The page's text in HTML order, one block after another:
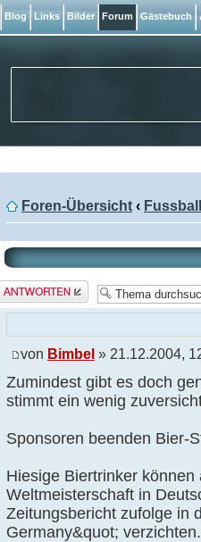
Foren-Übersicht ‹ Fussball
Antwort
von Bimbel » 21.12.2004,
Zumindest gibt es doch
stimmt ein wenig
Sponsoren beenden Bier-
Hiesige Biertrinker
Weltmeisterschaft in
Zeitungsbericht zufolge in
Germany&quot; verzichten.
Blog Links Bilder Forum Gästebuch